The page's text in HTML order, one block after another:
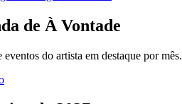
de À Vontade
eventos do artista em destaque por mês.